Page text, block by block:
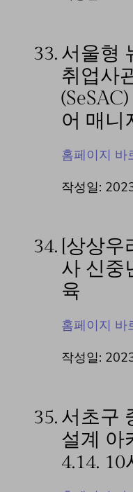
33. 서울형
취업사
어 매니
홈페이지
작성일:
34. [상상
사 신중
육
홈페이지
작성일:
35. 서초구
설계 아
4.14. 10